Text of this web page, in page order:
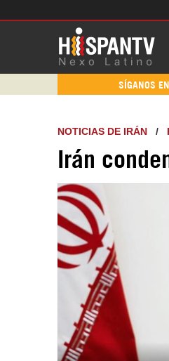
SÍGANOS EN
NOTICIAS DE IRÁN /
Irán